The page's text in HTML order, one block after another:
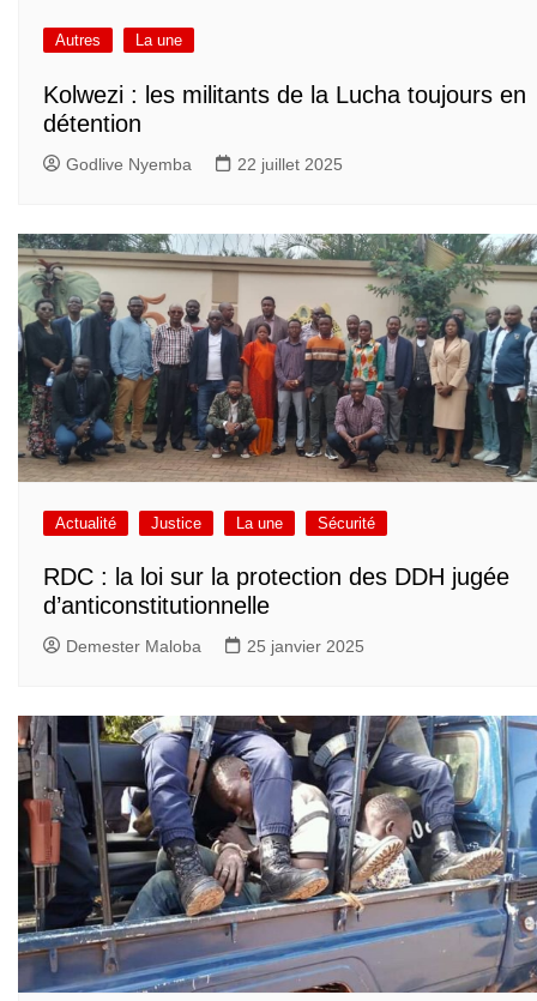
Autres La une
Kolwezi : les militants de la Lucha toujours en
détention
Godlive Nyemba 22 juillet 2025
Actualité Justice La une Sécurité
RDC : la loi sur la protection des DDH jugée
d’anticonstitutionnelle
Demester Maloba 25 janvier 2025